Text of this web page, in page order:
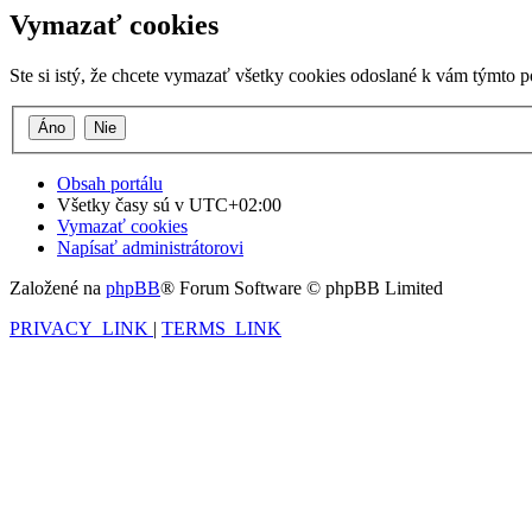
Vymazať cookies
Ste si istý, že chcete vymazať všetky cookies odoslané k vám týmto
Obsah portálu
Všetky časy sú v UTC+02:00
Vymazať cookies
Napísať administrátorovi
Založené na phpBB® Forum Software © phpBB Limited
PRIVACY_LINK | TERMS_LINK